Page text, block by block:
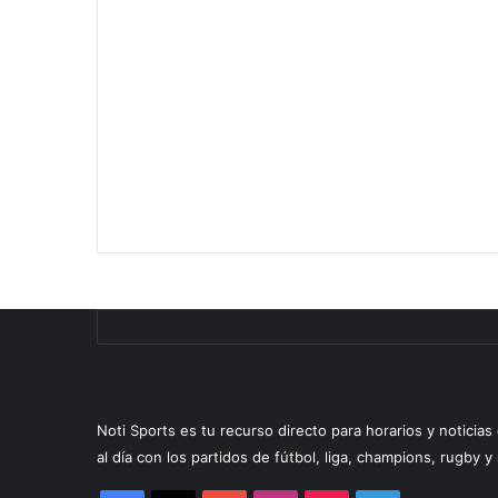
Noti Sports es tu recurso directo para horarios y
al día con los partidos de fútbol, liga, champions, rugby y